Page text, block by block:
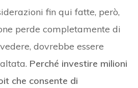
fin qui fatte, però,
perde completamente di
dovrebbe essere
Perché investire milioni
che consente di